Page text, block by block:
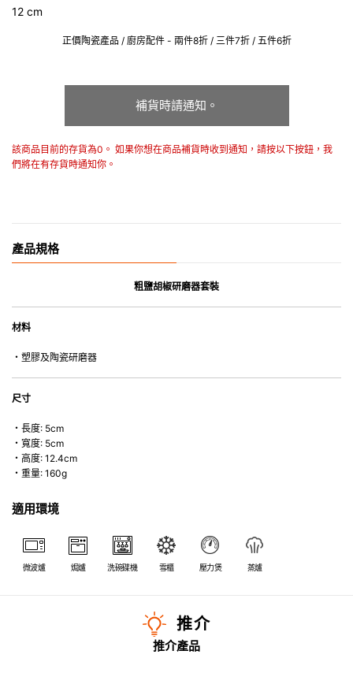
12 cm
正價陶瓷產品 / 廚房配件 - 兩件8折 / 三件7折 / 五件6折
補貨時請通知。
該商品目前的存貨為0。 如果你想在商品補貨時收到通知，請按以下按鈕，我
們將在有存貨時通知你。
產品規格
粗鹽胡椒研磨器套裝
材料
・塑膠及陶瓷研磨器
尺寸
・長度: 5cm
・寬度: 5cm
・高度: 12.4cm
・重量: 160g
適用環境
微波爐 焗爐 洗碗碟機 雪櫃 壓力煲 蒸爐
推介
推介產品